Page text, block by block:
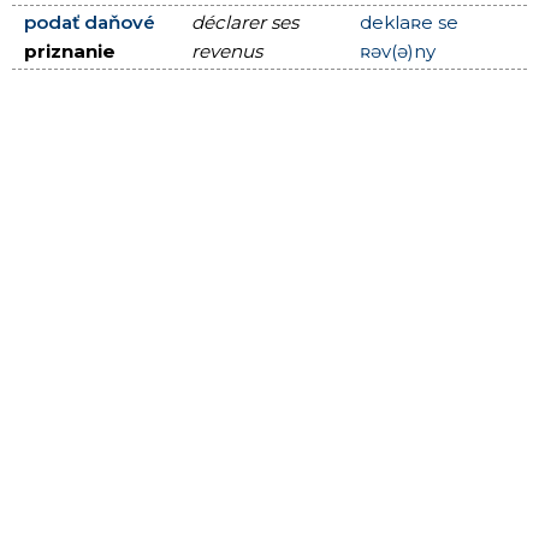
podať daňové
priznanie
déclarer ses
revenus
deklaʀe se
ʀəv(ə)ny